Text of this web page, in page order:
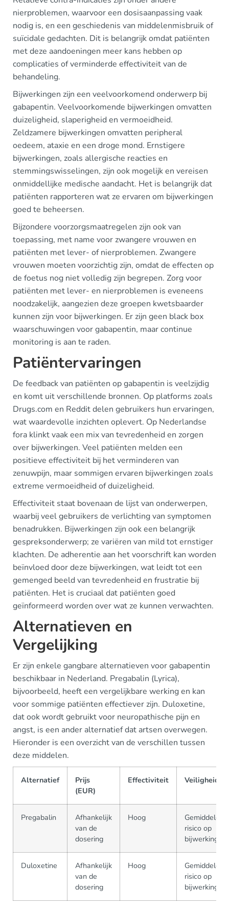
nierproblemen, waarvoor een dosisaanpassing vaak
nodig is, en een geschiedenis van middelenmisbruik of
suïcidale gedachten. Dit is belangrijk omdat patiënten
met deze aandoeningen meer kans hebben op
complicaties of verminderde effectiviteit van de
behandeling.
Bijwerkingen zijn een veelvoorkomend onderwerp bij
gabapentin. Veelvoorkomende bijwerkingen omvatten
duizeligheid, slaperigheid en vermoeidheid.
Zeldzamere bijwerkingen omvatten peripheral
oedeem, ataxie en een droge mond. Ernstigere
bijwerkingen, zoals allergische reacties en
stemmingswisselingen, zijn ook mogelijk en vereisen
onmiddellijke medische aandacht. Het is belangrijk dat
patiënten rapporteren wat ze ervaren om bijwerkingen
goed te beheersen.
Bijzondere voorzorgsmaatregelen zijn ook van
toepassing, met name voor zwangere vrouwen en
patiënten met lever- of nierproblemen. Zwangere
vrouwen moeten voorzichtig zijn, omdat de effecten op
de foetus nog niet volledig zijn begrepen. Zorg voor
patiënten met lever- en nierproblemen is eveneens
noodzakelijk, aangezien deze groepen kwetsbaarder
kunnen zijn voor bijwerkingen. Er zijn geen black box
waarschuwingen voor gabapentin, maar continue
monitoring is aan te raden.
Patiëntervaringen
De feedback van patiënten op gabapentin is veelzijdig
en komt uit verschillende bronnen. Op platforms zoals
Drugs.com en Reddit delen gebruikers hun ervaringen,
wat waardevolle inzichten oplevert. Op Nederlandse
fora klinkt vaak een mix van tevredenheid en zorgen
over bijwerkingen. Veel patiënten melden een
positieve effectiviteit bij het verminderen van
zenuwpijn, maar sommigen ervaren bijwerkingen zoals
extreme vermoeidheid of duizeligheid.
Effectiviteit staat bovenaan de lijst van onderwerpen,
waarbij veel gebruikers de verlichting van symptomen
benadrukken. Bijwerkingen zijn ook een belangrijk
gespreksonderwerp; ze variëren van mild tot ernstiger
klachten. De adherentie aan het voorschrift kan worden
beïnvloed door deze bijwerkingen, wat leidt tot een
gemenged beeld van tevredenheid en frustratie bij
patiënten. Het is cruciaal dat patiënten goed
geïnformeerd worden over wat ze kunnen verwachten.
Alternatieven en
Vergelijking
Er zijn enkele gangbare alternatieven voor gabapentin
beschikbaar in Nederland. Pregabalin (Lyrica),
bijvoorbeeld, heeft een vergelijkbare werking en kan
voor sommige patiënten effectiever zijn. Duloxetine,
dat ook wordt gebruikt voor neuropathische pijn en
angst, is een ander alternatief dat artsen overwegen.
Hieronder is een overzicht van de verschillen tussen
deze middelen.
Alternatief
Prijs
(EUR)
Effectiviteit Veiligheid
Pregabalin
Afhankelijk
van de
dosering
Hoog
Gemiddeld
risico op
bijwerkingen
Duloxetine
Afhankelijk
van de
dosering
Hoog
Gemiddeld
risico op
bijwerkingen